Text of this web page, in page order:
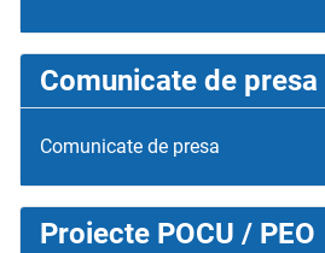
Comunicate de presa
Comunicate de presa
Proiecte POCU / PEO